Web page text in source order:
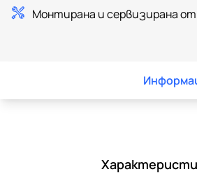
Монтирана и сервизирана